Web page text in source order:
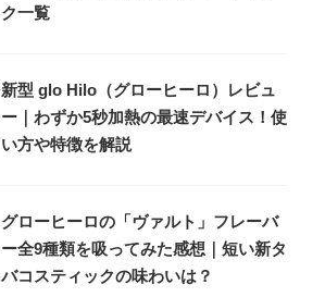
ク一覧
新型 glo Hilo（グローヒーロ）レビュ
ー｜わずか5秒加熱の最速デバイス！使
い方や特徴を解説
グローヒーロの「ヴァルト」フレーバ
ー全9種類を吸ってみた感想｜短い新タ
バコスティックの味わいは？